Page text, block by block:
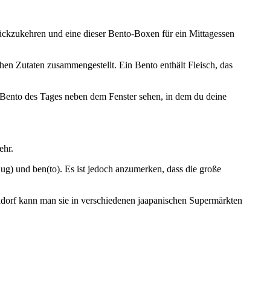
und eine dieser Bento-Boxen für ein Mittagessen
Zutaten zusammengestellt. Ein Bento enthält Fleisch, das
des Tages neben dem Fenster sehen, in dem du deine
und ben(to). Es ist jedoch anzumerken, dass die große
kann man sie in verschiedenen jaapanischen Supermärkten